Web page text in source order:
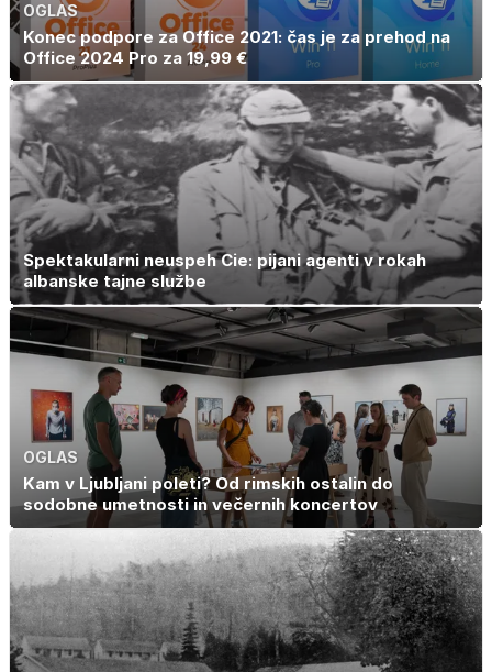
OGLAS
Konec podpore za Office 2021: čas je za prehod na
Office 2024 Pro za 19,99 €
Spektakularni neuspeh Cie: pijani agenti v rokah
albanske tajne službe
OGLAS
Kam v Ljubljani poleti? Od rimskih ostalin do
sodobne umetnosti in večernih koncertov